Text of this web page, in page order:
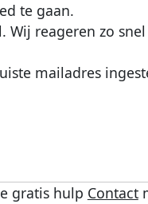
te gaan.
Wij reageren zo
mailadres
gratis hulp Contact